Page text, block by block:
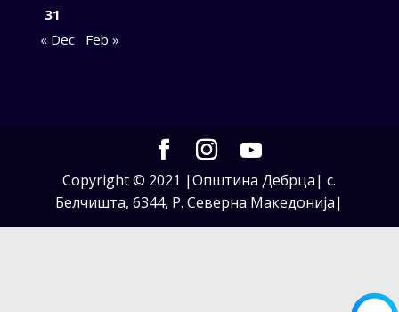
31
« Dec
Feb »
Copyright © 2021 |Општина Дебрца| с.
Белчишта, 6344, Р. Северна Македонија|